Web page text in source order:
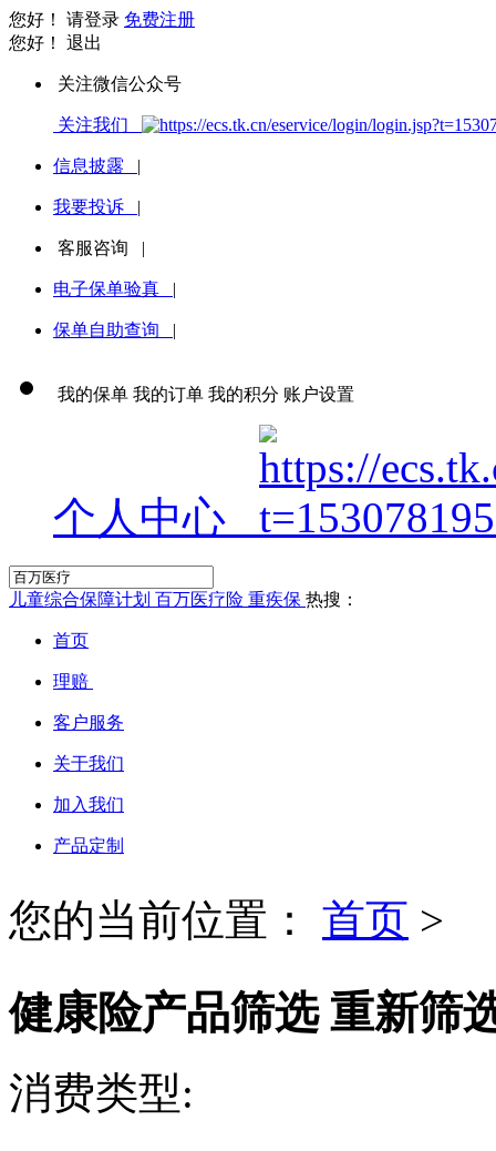
您好！ 请登录 免费注册
您好！ 退出
关注微信公众号
关注我们
信息披露 |
我要投诉 |
客服咨询 |
电子保单验真 |
保单自助查询 |
我的保单 我的订单 我的积分 账户设置
个人中心
儿童综合保障计划 百万医疗险 重疾保 热搜：
首页
理赔
客户服务
关于我们
加入我们
产品定制
您的当前位置： 首页 >
健康险产品筛选 重新筛
消费类型: